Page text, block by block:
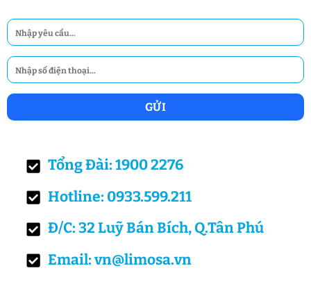
Tổng Đài: 1900 2276
Hotline: 0933.599.211
Đ/C: 32 Luỹ Bán Bích, Q.Tân Phú
Email: vn@limosa.vn